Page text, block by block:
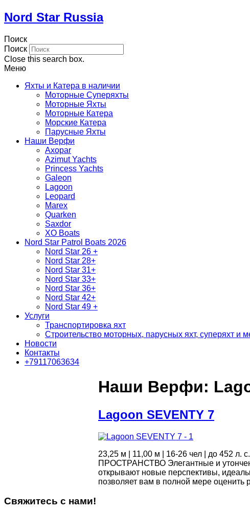
Nord Star Russia
Поиск
Поиск
Close this search box.
Меню
Яхты и Катера в наличии
Моторные Суперяхты
Моторные Яхты
Моторные Катера
Морские Катера
Парусные Яхты
Наши Верфи
Axopar
Azimut Yachts
Princess Yachts
Galeon
Lagoon
Leopard
Marex
Quarken
Saxdor
XO Boats
Nord Star Patrol Boats 2026
Nord Star 26 +
Nord Star 28+
Nord Star 31+
Nord Star 33+
Nord Star 36+
Nord Star 42+
Nord Star 49 +
Услуги
Транспортировка яхт
Строительство моторных, парусных яхт, суперяхт и
Новости
Контакты
+79117063634
Наши Верфи:
Lagoon SEVENTY 7
23,25 м | 11,00 м | 16-26 чел | до 452 л.
ПРОСТРАНСТВО Элегантные и
открывают новые перспективы,
позволяет вам в полной мере
Свяжитесь с нами!